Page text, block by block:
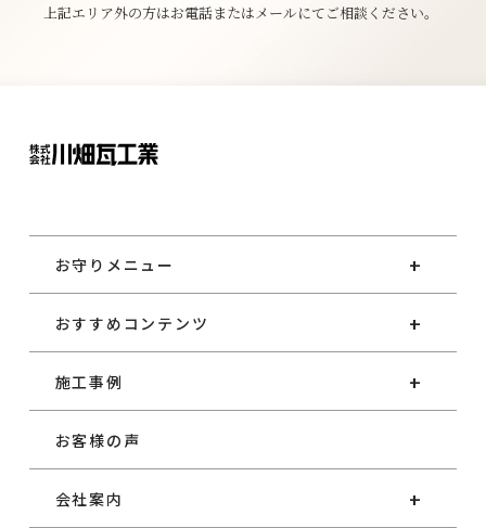
上記エリア外の方はお電話またはメールにてご相談ください。
お守りメニュー
おすすめコンテンツ
施工事例
お客様の声
会社案内